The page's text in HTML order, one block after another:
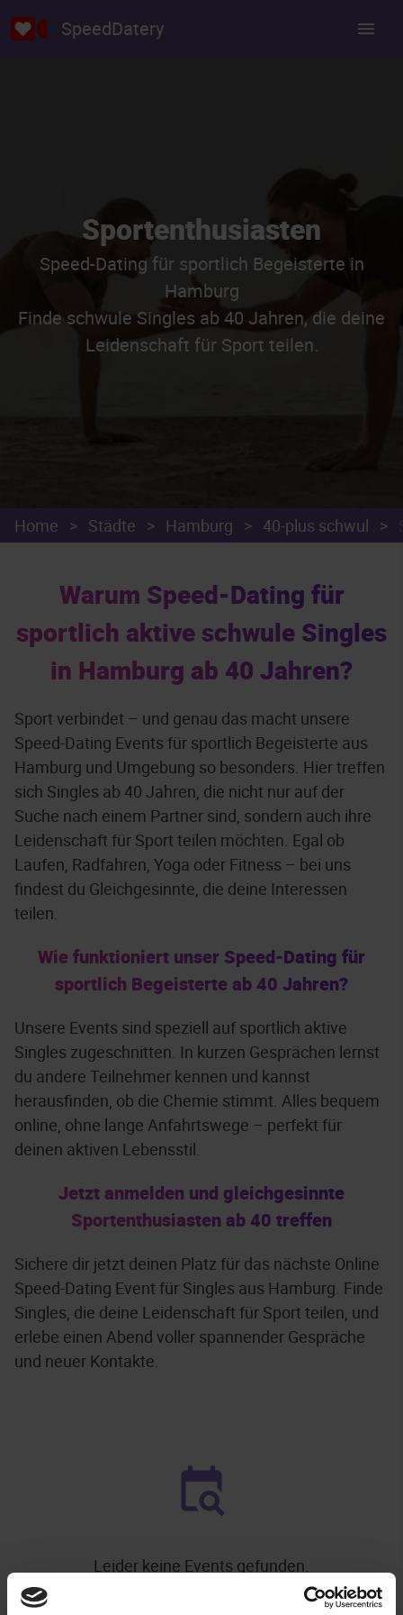
SpeedDatery
Sportenthusiasten
Speed-Dating für sportlich Begeisterte in
Hamburg
Finde schwule Singles ab 40 Jahren, die deine
Leidenschaft für Sport teilen.
Home > Städte > Hamburg > 40-plus schwul >
Warum Speed-Dating für
sportlich aktive schwule Singles
in Hamburg ab 40 Jahren?
Sport verbindet – und genau das macht unsere
Speed-Dating Events für sportlich Begeisterte aus
Hamburg und Umgebung so besonders. Hier treffen
sich Singles ab 40 Jahren, die nicht nur auf der
Suche nach einem Partner sind, sondern auch ihre
Leidenschaft für Sport teilen möchten. Egal ob
Laufen, Radfahren, Yoga oder Fitness – bei uns
findest du Gleichgesinnte, die deine Interessen
teilen.
Wie funktioniert unser Speed-Dating für
sportlich Begeisterte ab 40 Jahren?
Unsere Events sind speziell auf sportlich aktive
Singles zugeschnitten. In kurzen Gesprächen lernst
du andere Teilnehmer kennen und kannst
herausfinden, ob die Chemie stimmt. Alles bequem
online, ohne lange Anfahrtswege – perfekt für
deinen aktiven Lebensstil.
Jetzt anmelden und gleichgesinnte
Sportenthusiasten ab 40 treffen
Sichere dir jetzt deinen Platz für das nächste Online
Speed-Dating Event für Singles aus Hamburg. Finde
Singles, die deine Leidenschaft für Sport teilen, und
erlebe einen Abend voller spannender Gespräche
und neuer Kontakte.
Leider keine Events gefunden.